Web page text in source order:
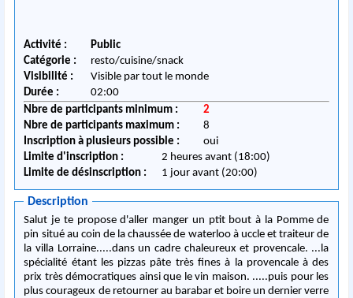
Activité :
Public
Catégorie :
resto/cuisine/snack
Visibilité :
Visible par tout le monde
Durée :
02:00
Nbre de participants minimum :
2
Nbre de participants maximum :
8
Inscription à plusieurs possible :
oui
Limite d'inscription :
2 heures avant (18:00)
Limite de désinscription :
1 jour avant (20:00)
Description
Salut je te propose d'aller manger un ptit bout à la Pomme de
pin situé au coin de la chaussée de waterloo à uccle et traiteur de
la villa Lorraine.....dans un cadre chaleureux et provencale. ...la
spécialité étant les pizzas pâte très fines à la provencale à des
prix très démocratiques ainsi que le vin maison. .....puis pour les
plus courageux de retourner au barabar et boire un dernier verre